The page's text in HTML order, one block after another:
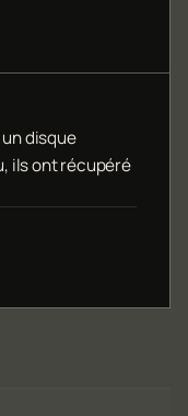
disque
ils ont récupéré